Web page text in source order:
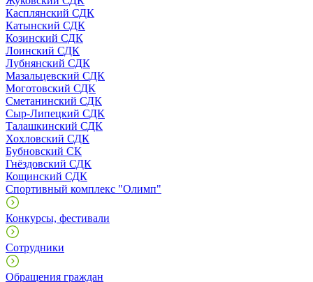
Касплянский СДК
Катынский СДК
Козинский СДК
Лоинский СДК
Лубнянский СДК
Мазальцевский СДК
Моготовский СДК
Сметанинский СДК
Сыр-Липецкий СДК
Талашкинский СДК
Хохловский СДК
Бубновский СК
Гнёздовский СДК
Кощинский СДК
Спортивный комплекс "Олимп"
Конкурсы, фестивали
Сотрудники
Обращения граждан